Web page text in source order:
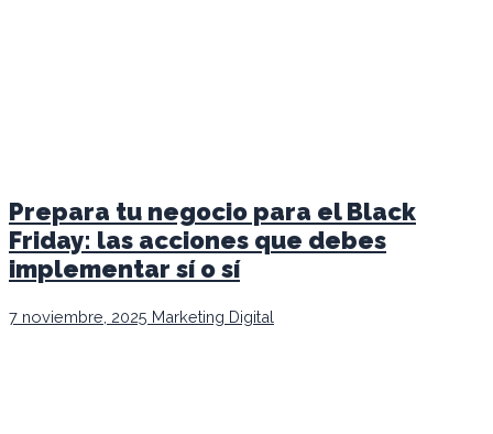
Prepara tu negocio para el Black
Friday: las acciones que debes
implementar sí o sí
7 noviembre, 2025 Marketing Digital